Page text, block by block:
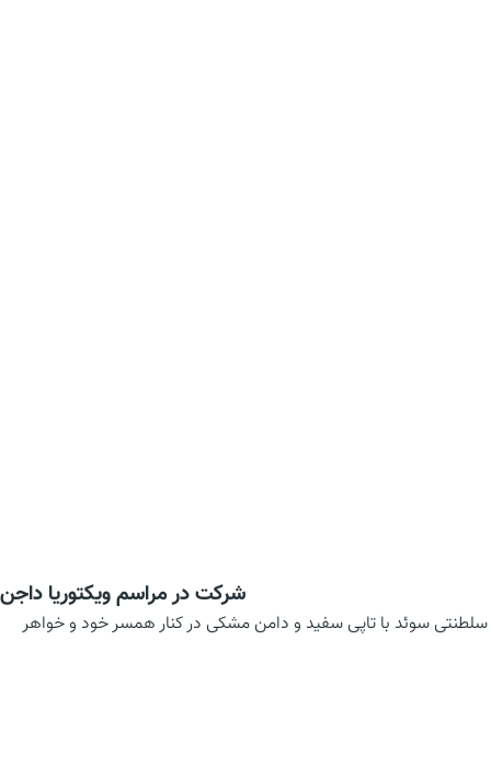
شرکت در مراسم ویکتوریا داجن
سوئد با تاپی سفید و دامن مشکی در کنار همسر خود و خواهر